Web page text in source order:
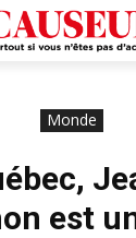
Monde
est